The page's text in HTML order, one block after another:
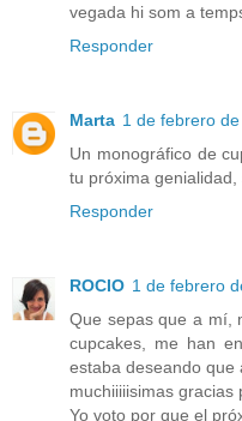
vegada hi som a
Responder
Marta 1 de febrero
Un monográfico de
tu próxima
Responder
ROCIO 1 de febrero
Que sepas que a mí,
cupcakes, me han
estaba deseando que
muchiiiiisimas gracias
Yo voto por que el